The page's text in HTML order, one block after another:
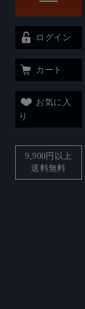
ログイン
カート
お気に入
り
9,900円以上
送料無料